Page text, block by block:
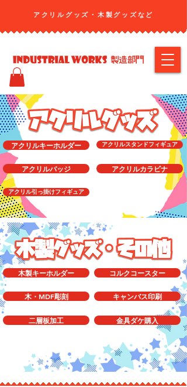
アクリルグッズ・​木製グッズなど
アクリルキーホルダー
アクリルバッジ
アクリルスタンドフィギュア
アクリルカラビナ
アクリル引っ掛けフィギュア
木製キーホルダー コルクコースター
木・MDF彫刻 キャンバス印刷
二層板加工 金具ダケ購入